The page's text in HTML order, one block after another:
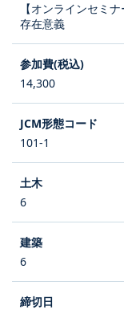
【オンラインセミ
存在意義
14,300
101-1
6
6